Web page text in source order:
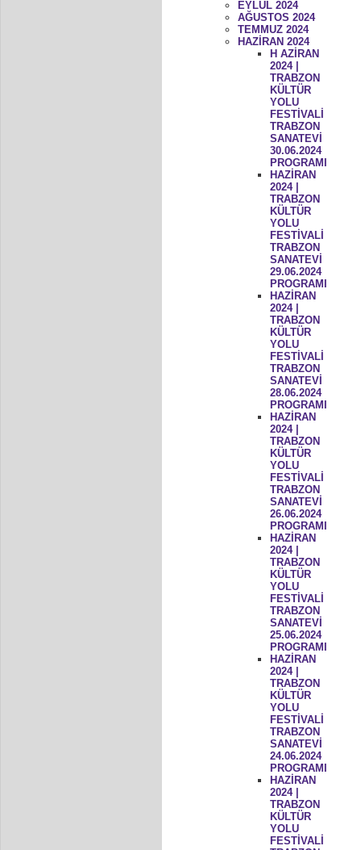
EYLÜL 2024
AĞUSTOS 2024
TEMMUZ 2024
HAZİRAN 2024
H AZİRAN
2024 |
TRABZON
KÜLTÜR
YOLU
FESTİVALİ
TRABZON
SANATEVİ
30.06.2024
PROGRAMI
HAZİRAN
2024 |
TRABZON
KÜLTÜR
YOLU
FESTİVALİ
TRABZON
SANATEVİ
29.06.2024
PROGRAMI
HAZİRAN
2024 |
TRABZON
KÜLTÜR
YOLU
FESTİVALİ
TRABZON
SANATEVİ
28.06.2024
PROGRAMI
HAZİRAN
2024 |
TRABZON
KÜLTÜR
YOLU
FESTİVALİ
TRABZON
SANATEVİ
26.06.2024
PROGRAMI
HAZİRAN
2024 |
TRABZON
KÜLTÜR
YOLU
FESTİVALİ
TRABZON
SANATEVİ
25.06.2024
PROGRAMI
HAZİRAN
2024 |
TRABZON
KÜLTÜR
YOLU
FESTİVALİ
TRABZON
SANATEVİ
24.06.2024
PROGRAMI
HAZİRAN
2024 |
TRABZON
KÜLTÜR
YOLU
FESTİVALİ